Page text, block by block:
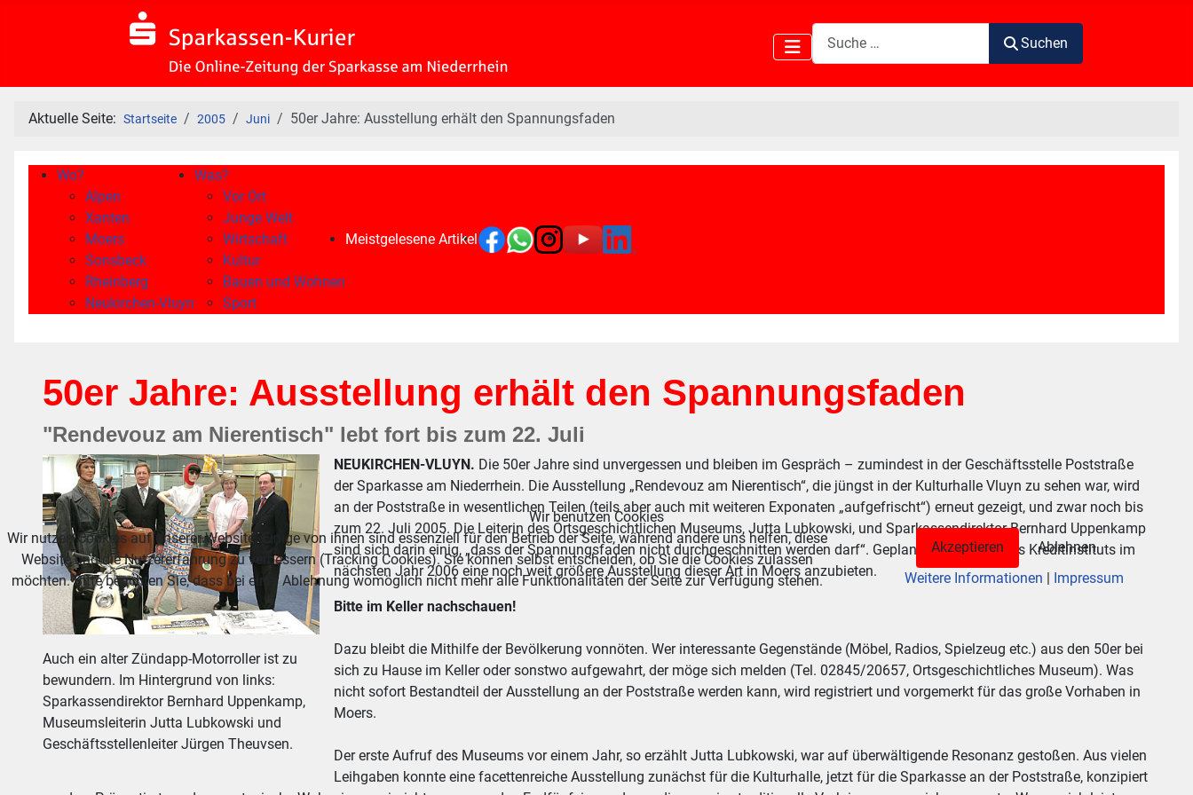
Suchen
Suchen
Aktuelle Seite: Startseite 2005 Juni 50er Jahre: Ausstellung erhält den Spannungsfaden
Wo?
Alpen
Xanten
Moers
Sonsbeck
Rheinberg
Neukirchen-Vluyn
Was?
Vor Ort
Junge Welt
Wirtschaft
Kultur
Bauen und Wohnen
Sport
Meistgelesene Artikel
50er Jahre: Ausstellung erhält den Spannungsfaden
"Rendevouz am Nierentisch" lebt fort bis zum 22. Juli
Auch ein alter Zündapp-Motorroller ist zu
bewundern. Im Hintergrund von links:
Sparkassendirektor Bernhard Uppenkamp,
Museumsleiterin Jutta Lubkowski und
Geschäftsstellenleiter Jürgen Theuvsen.
NEUKIRCHEN-VLUYN. Die 50er Jahre sind unvergessen und bleiben im Gespräch – zumindest in der Geschäftsstelle Poststraße
der Sparkasse am Niederrhein. Die Ausstellung „Rendevouz am Nierentisch“, die jüngst in der Kulturhalle Vluyn zu sehen war, wird
an der Poststraße in wesentlichen Teilen (teils aber auch mit weiteren Exponaten „aufgefrischt“) erneut gezeigt, und zwar noch bis
zum 22. Juli 2005. Die Leiterin des Ortsgeschichtlichen Museums, Jutta Lubkowski, und Sparkassendirektor Bernhard Uppenkamp
sind sich darin einig, „dass der Spannungsfaden nicht durchgeschnitten werden darf“. Geplant ist, mit Hilfe des Kreditinstituts im
nächsten Jahr 2006 eine noch weit größere Ausstellung dieser Art in Moers anzubieten.
Bitte im Keller nachschauen!
Dazu bleibt die Mithilfe der Bevölkerung vonnöten. Wer interessante Gegenstände (Möbel, Radios, Spielzeug etc.) aus den 50er bei
sich zu Hause im Keller oder sonstwo aufgewahrt, der möge sich melden (Tel. 02845/20657, Ortsgeschichtliches Museum). Was
nicht sofort Bestandteil der Ausstellung an der Poststraße werden kann, wird registriert und vorgemerkt für das große Vorhaben in
Moers.
Der erste Aufruf des Museums vor einem Jahr, so erzählt Jutta Lubkowski, war auf überwältigende Resonanz gestoßen. Aus vielen
Leihgaben konnte eine facettenreiche Ausstellung zunächst für die Kulturhalle, jetzt für die Sparkasse an der Poststraße, konzipiert
Wir benutzen Cookies
Wir nutzen Cookies auf unserer Website. Einige von ihnen sind essenziell für den Betrieb der Seite, während andere uns helfen, diese
Website und die Nutzererfahrung zu verbessern (Tracking Cookies). Sie können selbst entscheiden, ob Sie die Cookies zulassen
möchten. Bitte beachten Sie, dass bei einer Ablehnung womöglich nicht mehr alle Funktionalitäten der Seite zur Verfügung stehen.
Akzeptieren
Ablehnen
Weitere Informationen | Impressum